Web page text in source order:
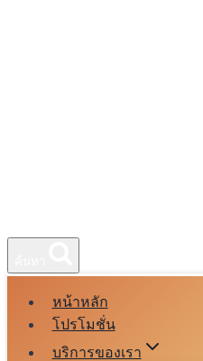
หน้าหลัก
โปรโมชั่น
บริการของเรา